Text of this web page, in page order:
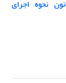
انتقادی ماده (۲۲) قانون نحوه اجرای